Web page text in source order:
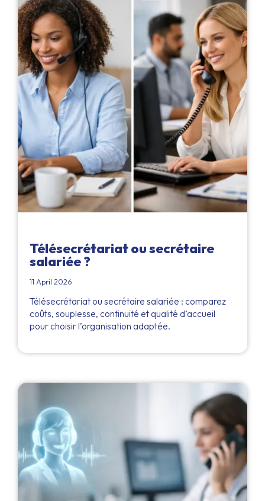
Télésecrétariat ou secrétaire
salariée ?
11 April 2026
Télésecrétariat ou secrétaire salariée : comparez
coûts, souplesse, continuité et qualité d’accueil
pour choisir l’organisation adaptée.